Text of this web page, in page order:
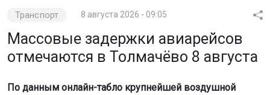
Транспорт 8 августа 2026 - 09:05
Массовые задержки авиарейсов
отмечаются в Толмачёво 8 августа
По данным онлайн-табло крупнейшей воздушной